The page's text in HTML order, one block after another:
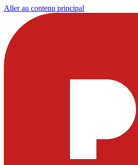
Aller au contenu principal